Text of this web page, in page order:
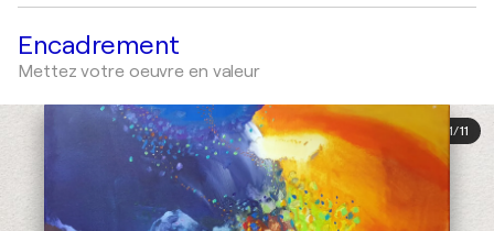
Encadrement
Mettez votre oeuvre en valeur
1/11